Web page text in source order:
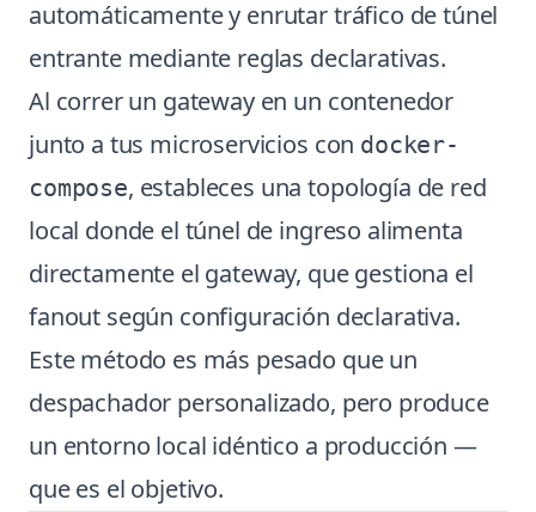
automáticamente y enrutar tráfico de túnel
entrante mediante reglas declarativas.
Al correr un gateway en un contenedor
junto a tus microservicios con docker-
compose, estableces una topología de red
local donde el túnel de ingreso alimenta
directamente el gateway, que gestiona el
fanout según configuración declarativa.
Este método es más pesado que un
despachador personalizado, pero produce
un entorno local idéntico a producción —
que es el objetivo.